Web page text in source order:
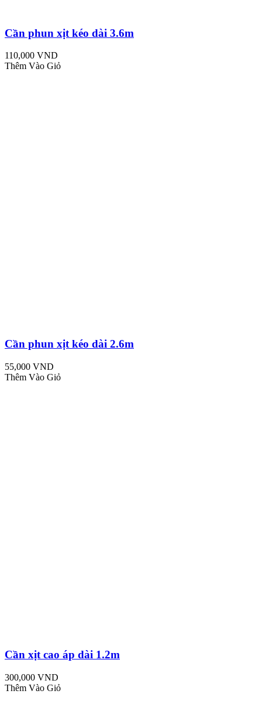
Cần phun xịt kéo dài 3.6m
110,000 VND
Thêm Vào Giỏ
Cần phun xịt kéo dài 2.6m
55,000 VND
Thêm Vào Giỏ
Cần xịt cao áp dài 1.2m
300,000 VND
Thêm Vào Giỏ